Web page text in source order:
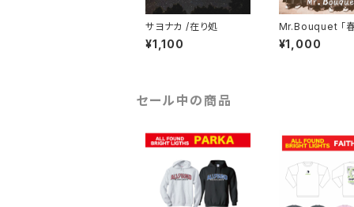
サヨナカ /在り処
¥1,100
Mr.Bouquet 「
照れるね」
¥1,000
セール中の商品